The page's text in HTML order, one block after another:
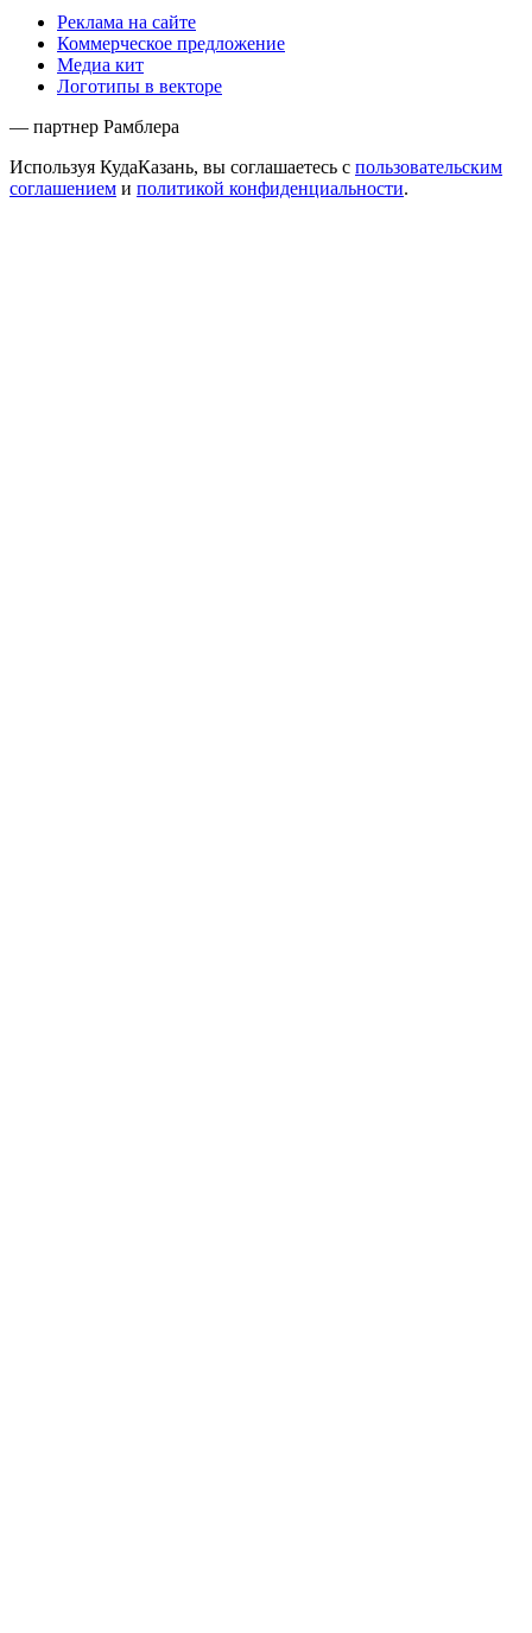
Реклама на сайте
Коммерческое предложение
Медиа кит
Логотипы в векторе
— партнер Рамблера
Используя КудаКазань, вы соглашаетесь с пользовательским
соглашением и политикой конфиденциальности.